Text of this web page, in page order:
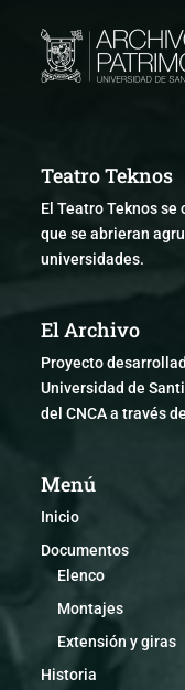
Teatro Teknos
El Teatro Teknos
que se abrieran
universidades.
El Archivo
Proyecto
Universidad de
del CNCA a través
Menú
Inicio
Documentos
Elenco
Montajes
Extensión y giras
Historia